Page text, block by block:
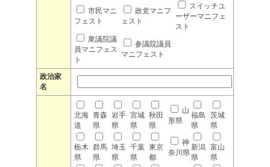
市民マニ
フェスト
政党マニフ
ェスト
スイッチユ
ーザーマニフェ
スト
衆議院議
員マニフェス
ト
参議院議員
マニフェスト
政治家
名
北海
道
青森
県
岩手
県
宮城
県
秋田
県
山
形県
福島
県
茨城
県
栃木
県
群馬
県
埼玉
県
千葉
県
東京
都
神
奈川県
新潟
県
富山
県